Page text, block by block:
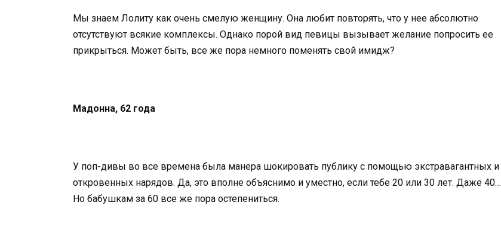
Мы знаем Лолиту как очень смелую женщину. Она любит повторять, что у нее абсолютно
отсутствуют всякие комплексы. Однако порой вид певицы вызывает желание попросить ее
прикрыться. Может быть, все же пора немного поменять свой имидж?
Мадонна, 62 года
У поп-дивы во все времена была манера шокировать публику с помощью экстравагантных и
откровенных нарядов. Да, это вполне объяснимо и уместно, если тебе 20 или 30 лет. Даже 40…
Но бабушкам за 60 все же пора остепениться.